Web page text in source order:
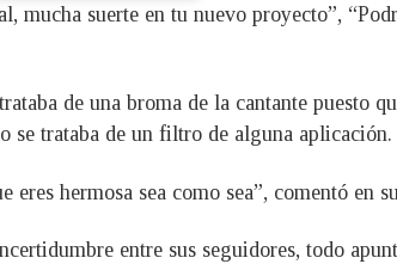
mucha suerte en tu nuevo proyecto”,
de una broma de la cantante puesto
se trataba de un filtro de alguna aplicación.
hermosa sea como sea”, comentó en
entre sus seguidores, todo